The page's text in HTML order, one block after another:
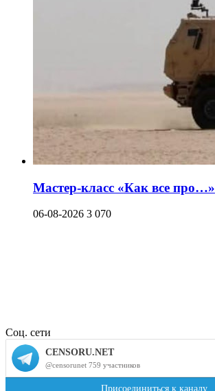
Мастер-класс «Как все про…»
06-08-2026 3 070
Соц. сети